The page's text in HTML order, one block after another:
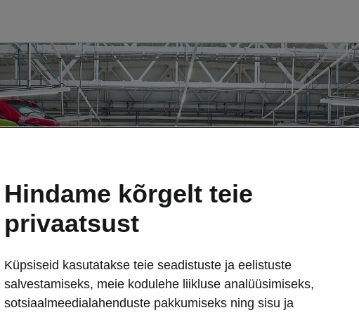
Hindame kõrgelt teie
privaatsust
Küpsiseid kasutatakse teie seadistuste ja eelistuste
salvestamiseks, meie kodulehe liikluse analüüsimiseks,
sotsiaalmeedialahenduste pakkumiseks ning sisu ja